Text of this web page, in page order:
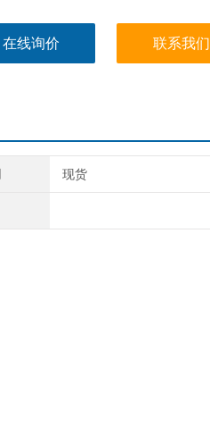
在线询价 联系我们
现货